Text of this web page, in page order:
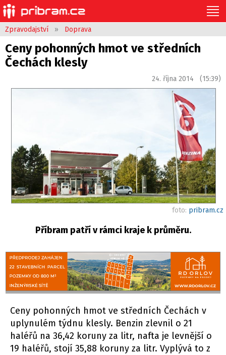
Zpravodajství » Doprava
Ceny pohonných hmot ve středních
Čechách klesly
24. října 2014 (15:39)
foto: pribram.cz
Příbram patří v rámci kraje k průměru.
Ceny pohonných hmot ve středních Čechách v
uplynulém týdnu klesly. Benzin zlevnil o 21
haléřů na 36,42 koruny za litr, nafta je levnější o
19 haléřů, stojí 35,88 koruny za litr. Vyplývá to z